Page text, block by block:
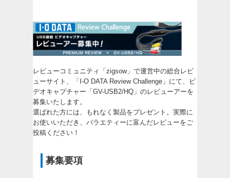
レビューコミュニティ「zigsow」で運営中の総合レビ
ューサイト、「 I-O DATA Review Challenge 」にて、ビ
デオキャプチャー「GV-USB2/HQ」のレビューアーを
募集いたします。
選ばれた方には、もれなく製品をプレゼント。実際に
お使いいただき、バラエティーに富んだレビューをご
投稿ください！
募集要項